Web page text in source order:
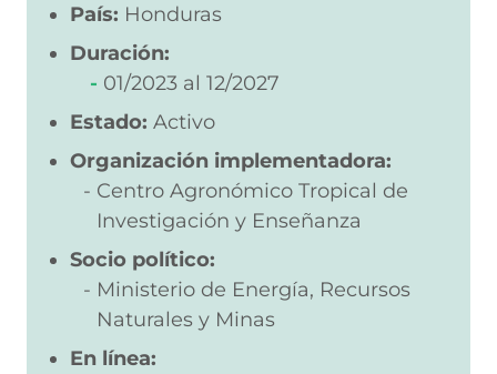
País: Honduras
Duración:
01/2023
12/2027
Estado: Activo
Organización implementadora:
Centro Agronómico Tropical de
Investigación y Enseñanza
Socio político:
Ministerio de Energía, Recursos
Naturales y Minas
En línea: